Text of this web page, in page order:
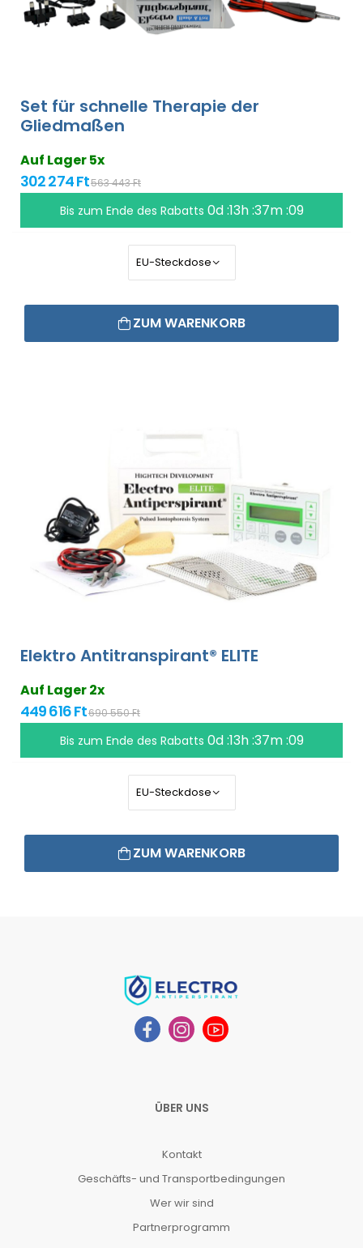
Set für schnelle Therapie der
Gliedmaßen
Auf Lager 5x
302 274 Ft563 443 Ft
Bis zum Ende des Rabatts 0d :13h :37m :09
ZUM WARENKORB
Elektro Antitranspirant® ELITE
Auf Lager 2x
449 616 Ft690 550 Ft
Bis zum Ende des Rabatts 0d :13h :37m :09
ZUM WARENKORB
ÜBER UNS
Kontakt
Geschäfts- und Transportbedingungen
Wer wir sind
Partnerprogramm